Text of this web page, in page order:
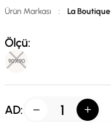
Ürün Markası
: La Boutique
Ölçü:
90X90
AD: